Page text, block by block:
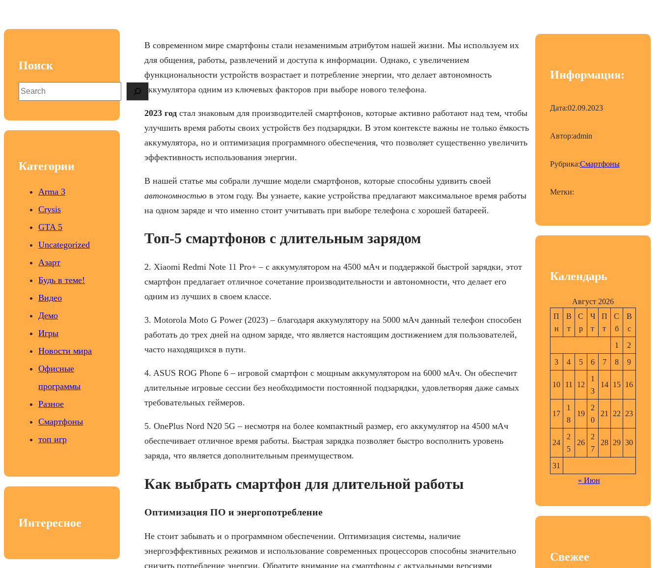
Поиск
S
e
Категории
Arma 3
Crysis
GTA 5
Uncategorized
Азарт
Будь в теме!
Видео
Демо
Игры
Новости мира
Офисные
программы
Разное
Смартфоны
топ игр
Интересное
В современном мире смартфоны стали незаменимым атрибутом нашей жизни. Мы используем их
для общения, работы, развлечений и доступа к информации. Однако, с увеличением
функциональности устройств возрастает и потребление энергии, что делает автономность
аккумулятора одним из ключевых факторов при выборе нового телефона.
2023 годстал знаковым для производителей смартфонов, которые активно работают над тем, чтобы
улучшить время работы своих устройств без подзарядки. В этом контексте важны не только ёмкость
аккумулятора, но и оптимизация программного обеспечения, что позволяет существенно увеличить
эффективность использования энергии.
В нашей статье мы собрали лучшие модели смартфонов, которые способны удивить своей
автономностьюв этом году. Вы узнаете, какие устройства предлагают максимальное время работы
на одном заряде и что именно стоит учитывать при выборе телефона с хорошей батареей.
Топ-5 смартфонов с длительным зарядом
2. Xiaomi Redmi Note 11 Pro+ – с аккумулятором на 4500 мАч и поддержкой быстрой зарядки, этот
смартфон предлагает отличное сочетание производительности и автономности, что делает его
одним из лучших в своем классе.
3. Motorola Moto G Power (2023) – благодаря аккумулятору на 5000 мАч данный телефон способен
работать до трех дней на одном заряде, что является настоящим достижением для пользователей,
часто находящихся в пути.
4. ASUS ROG Phone 6 – игровой смартфон с мощным аккумулятором на 6000 мАч. Он обеспечит
длительные игровые сессии без необходимости постоянной подзарядки, удовлетворяя даже самых
требовательных геймеров.
5. OnePlus Nord N20 5G – несмотря на более компактный размер, его аккумулятор на 4500 мАч
обеспечивает отличное время работы. Быстрая зарядка позволяет быстро восполнить уровень
заряда, что является дополнительным преимуществом.
Как выбрать смартфон для длительной работы
Оптимизация ПО и энергопотребление
Не стоит забывать и о программном обеспечении. Оптимизация системы, наличие
энергоэффективных режимов и использование современных процессоров способны значительно
снизить потребление энергии. Обратите внимание на смартфоны с актуальными версиями
Информация:
Дата:02.09.2023
Автор:admin
Рубрика:Смартфоны
Метки:
Календарь
Август 2026
П
н
В
т
С
р
Ч
т
П
т
С
б
В
с
1
2
3
4 5 6 7 8 9
10 11 12
1
3
14 15 16
17
1
8
19
2
0
21 22 23
24
2
5
26
2
7
28 29 30
31
« Июн
Свежее